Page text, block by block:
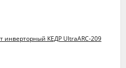
инверторный КЕДР UltraARC-209